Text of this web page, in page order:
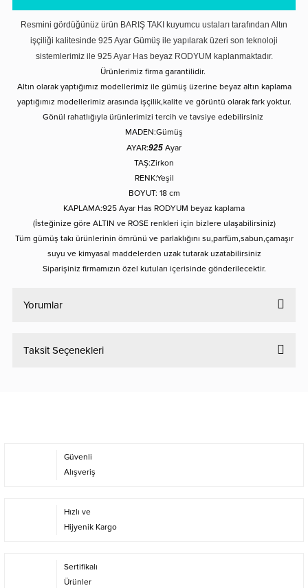
Resmini gördüğünüz ürün BARIŞ TAKI kuyumcu ustaları tarafından Altın
işçiliği kalitesinde 925 Ayar Gümüş ile yapılarak üzeri son teknoloji
sistemlerimiz ile 925 Ayar Has beyaz RODYUM kaplanmaktadır.
Ürünlerimiz firma garantilidir.
Altın olarak yaptığımız modellerimiz ile gümüş üzerine beyaz altın kaplama
yaptığımız modellerimiz arasında işçilik,kalite ve görüntü olarak fark yoktur.
Gönül rahatlığıyla ürünlerimizi tercih ve tavsiye edebilirsiniz
MADEN:Gümüş
AYAR:925 Ayar
TAŞ:Zirkon
RENK:Yeşil
BOYUT: 18 cm
KAPLAMA:925 Ayar Has RODYUM beyaz kaplama
(İsteğinize göre ALTIN ve ROSE renkleri için bizlere ulaşabilirsiniz)
Tüm gümüş takı ürünlerinin ömrünü ve parlaklığını su,parfüm,sabun,çamaşır
suyu ve kimyasal maddelerden uzak tutarak uzatabilirsiniz
Siparişiniz firmamızın özel kutuları içerisinde gönderilecektir.
Yorumlar
Taksit Seçenekleri
Güvenli
Alışveriş
Hızlı ve
Hijyenik Kargo
Sertifikalı
Ürünler